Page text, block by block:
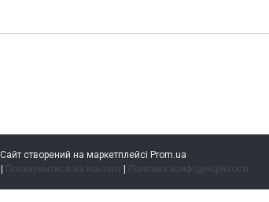
Сайт створений на маркетплейсі Prom.ua
Поскаржитися на контент Політика конфіденційності